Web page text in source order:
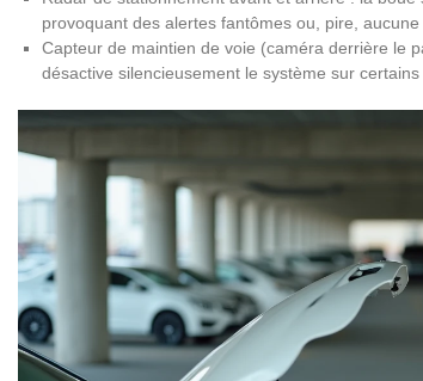
provoquant des alertes fantômes ou, pire, aucune
Capteur de maintien de voie (caméra derrière le
désactive silencieusement le système sur certains